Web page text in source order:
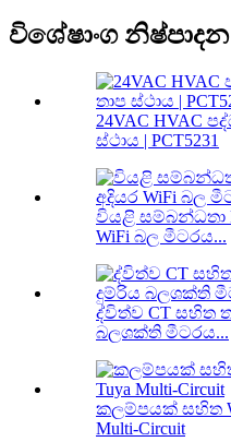
විශේෂාංග නිෂ්පාදන
24VAC HVAC
ස්ථාය | PCT5231
වියළි සම්බන්ධතා R
WiFi බල මීටරය...
ද්විත්ව CT සහිත
බලශක්ති මීටරය...
කලම්පයක් සහිත
Multi-Circuit